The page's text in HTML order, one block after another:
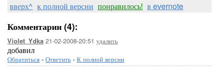
вверх^ к полной версии понравилось! в evernote
Комментарии (4):
Violet_Ydka 21-02-2008-20:51 удалить
добавил
Обратиться - Ответить - К полной версии